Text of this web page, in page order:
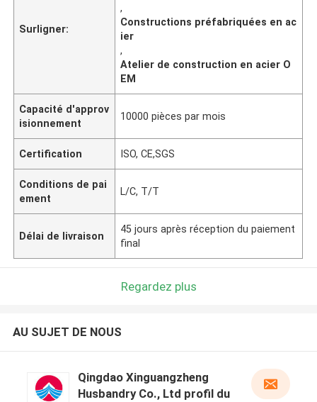
Surligner:
,
Constructions préfabriquées en ac
ier
,
Atelier de construction en acier O
EM
Capacité d'approv
isionnement
10000 pièces par mois
Certification ISO, CE,SGS
Conditions de pai
ement
L/C, T/T
Délai de livraison
45 jours après réception du paiement
final
Regardez plus
AU SUJET DE NOUS
Qingdao Xinguangzheng
Husbandry Co., Ltd profil du